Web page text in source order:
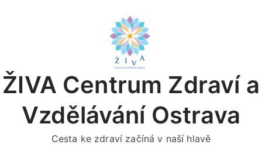
ŽIVA Centrum Zdraví a
Vzdělávání Ostrava
Cesta ke zdraví začíná v naší hlavě